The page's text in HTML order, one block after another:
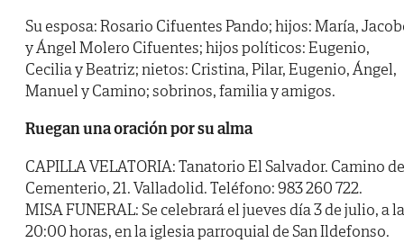
Su esposa: Rosario Cifuentes Pando; hijos: María,
y Ángel Molero Cifuentes; hijos políticos: Eugenio,
Cecilia y Beatriz; nietos: Cristina, Pilar, Eugenio, Ángel,
Manuel y Camino; sobrinos, familia y amigos.
Ruegan una oración por su alma
CAPILLA VELATORIA: Tanatorio El Salvador. Camino
Cementerio, 21. Valladolid. Teléfono: 983 260 722.
MISA FUNERAL: Se celebrará el jueves día 3 de julio, a
20:00 horas, en la iglesia parroquial de San Ildefonso.